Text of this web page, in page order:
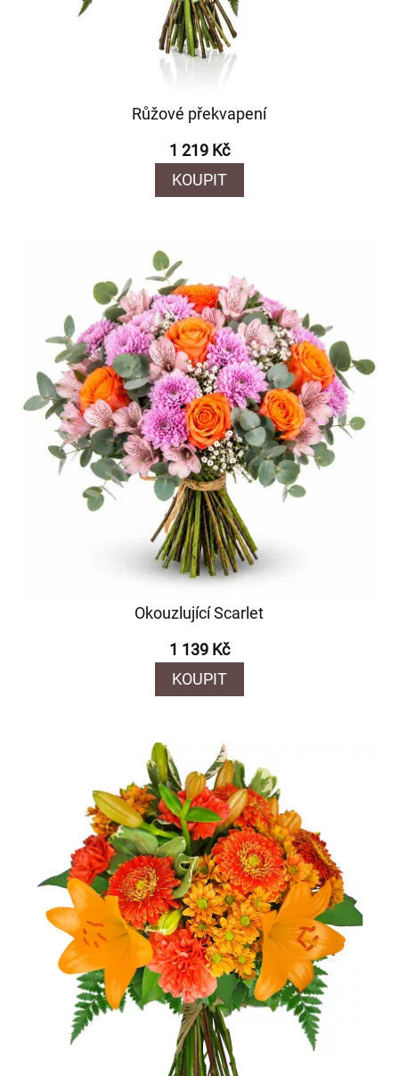
Růžové překvapení
1 219 Kč
KOUPIT
Okouzlující Scarlet
1 139 Kč
KOUPIT